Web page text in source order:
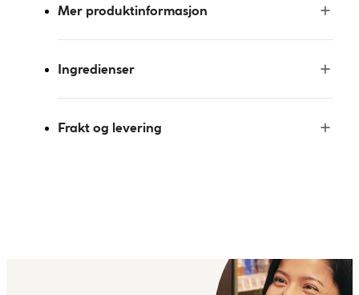
Mer produktinformasjon
Ingredienser
Frakt og levering